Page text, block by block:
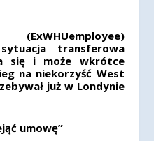
transferowa
się i może wkrótce
na niekorzyść West
już w Londynie
umowę”